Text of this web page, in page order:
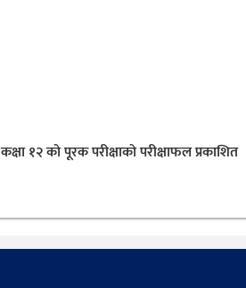
कक्षा १२ को पूरक परीक्षाको परीक्षाफल प्रकाशित